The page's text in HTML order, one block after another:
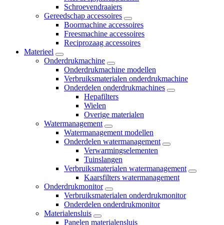
Schroevendraaiers
Gereedschap accessoires
Boormachine accessoires
Freesmachine accessoires
Reciprozaag accessoires
Materieel
Onderdrukmachine
Onderdrukmachine modellen
Verbruiksmaterialen onderdrukmachine
Onderdelen onderdrukmachines
Hepafilters
Wielen
Overige materialen
Watermanagement
Watermanagement modellen
Onderdelen watermanagement
Verwarmingselementen
Tuinslangen
Verbruiksmaterialen watermanagement
Kaarsfilters watermanagement
Onderdrukmonitor
Verbruiksmaterialen onderdrukmonitor
Onderdelen onderdrukmonitor
Materialensluis
Panelen materialensluis